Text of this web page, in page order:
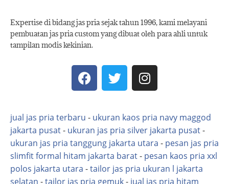
Expertise di bidang jas pria sejak tahun 1996, kami melayani
pembuatan jas pria custom yang dibuat oleh para ahli untuk
tampilan modis kekinian.
jual jas pria terbaru - ukuran kaos pria navy maggod
jakarta pusat- ukuran jas pria silver jakarta pusat-
ukuran jas pria tanggung jakarta utara - pesan jas pria
slimfit formal hitam jakarta barat- pesan kaos pria xxl
polos jakarta utara -tailor jas pria ukuran l jakarta
selatan -tailor jas pria gemuk- jual jas pria hitam